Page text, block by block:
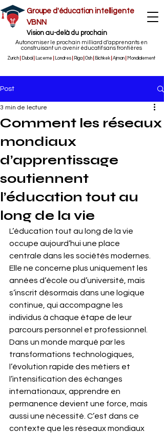
Groupe d'éducation intelligente
VBNN
Vision au-delà du prochain
Autonomiser le prochain milliard d’apprenants en
construisant un avenir éducatif sans frontières
Zurich Dubaï Lucerne Londres Riga Osh Bichkek Ajman Mondialement
Post
Comment les réseaux
mondiaux
d’apprentissage
soutiennent
l’éducation tout au
long de la vie
3 min de lecture
L’éducation tout au long de la vie
occupe aujourd’hui une place
centrale dans les sociétés modernes.
Elle ne concerne plus uniquement les
années d’école ou d’université, mais
s’inscrit désormais dans une logique
continue, qui accompagne les
individus à chaque étape de leur
parcours personnel et professionnel.
Dans un monde marqué par les
transformations technologiques,
l’évolution rapide des métiers et
l’intensification des échanges
internationaux, apprendre en
permanence devient une force, mais
aussi une nécessité. C’est dans ce
contexte que les réseaux mondiaux